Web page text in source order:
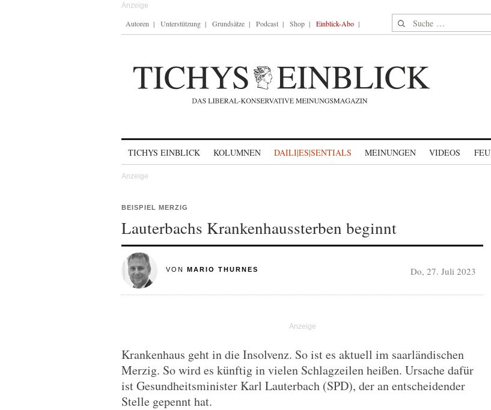
Autoren Unterstützung Grundsätze Podcast Shop Einblick-Abo Suche nach:
TICHYS EINBLICK KOLUMNEN DAILI|ES|SENTIALS MEINUNGEN VIDEOS
BEISPIEL MERZIG
Lauterbachs Krankenhaussterben beginnt
VON MARIO THURNES Do, 27. Juli 2023
Krankenhaus geht in die Insolvenz. So ist es aktuell im saarländischen
Merzig. So wird es künftig in vielen Schlagzeilen heißen. Ursache dafür
ist Gesundheitsminister Karl Lauterbach (SPD), der an entscheidender
Stelle gepennt hat.